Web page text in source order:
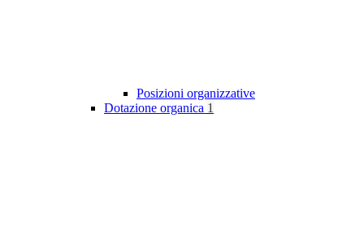
Posizioni organizzative
Dotazione organica 1